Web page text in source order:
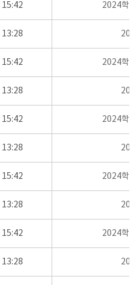
15:42 2024학
13:28
15:42 2024학
13:28
15:42 2024학
13:28
15:42 2024학
13:28
15:42 2024학
13:28